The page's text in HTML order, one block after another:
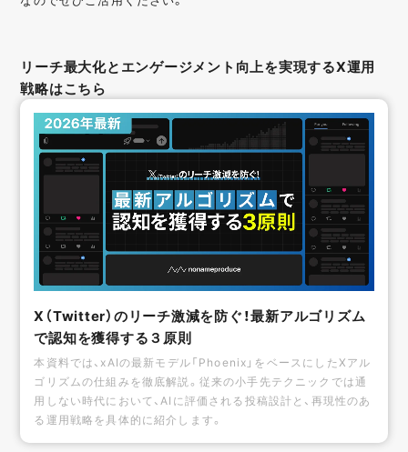
リーチ最大化とエンゲージメント向上を実現するX運用
戦略はこちら
X（Twitter）のリーチ激減を防ぐ！最新アルゴリズム
で認知を獲得する３原則
本資料では、xAIの最新モデル「Phoenix」をベースにしたXアル
ゴリズムの仕組みを徹底解説。従来の小手先テクニックでは通
用しない時代において、AIに評価される投稿設計と、再現性のあ
る運用戦略を具体的に紹介します。